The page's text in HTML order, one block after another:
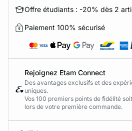
Offre étudiants : -20% dès 2
Paiement 100% sécurisé
Rejoignez Etam Connect
Des avantages exclusifs et des
uniques.
Vos 100 premiers points de fidélité
lors de votre première commande.​